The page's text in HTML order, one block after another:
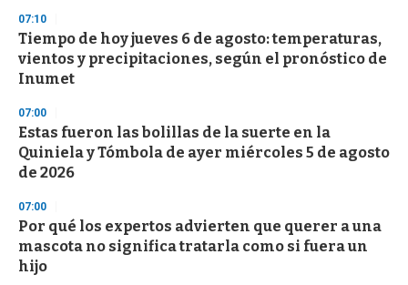
07:10
Tiempo de hoy jueves 6 de agosto: temperaturas,
vientos y precipitaciones, según el pronóstico de
Inumet
07:00
Estas fueron las bolillas de la suerte en la
Quiniela y Tómbola de ayer miércoles 5 de agosto
de 2026
07:00
Por qué los expertos advierten que querer a una
mascota no significa tratarla como si fuera un
hijo